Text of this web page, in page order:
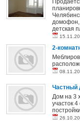
домофон,
детская
2-
Частный
Дом на 3
участок